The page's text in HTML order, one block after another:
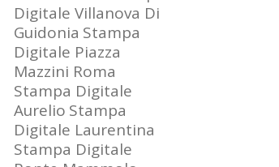
Digitale Villanova Di
Guidonia Stampa
Digitale Piazza
Mazzini Roma
Stampa Digitale
Aurelio Stampa
Digitale Laurentina
Stampa Digitale